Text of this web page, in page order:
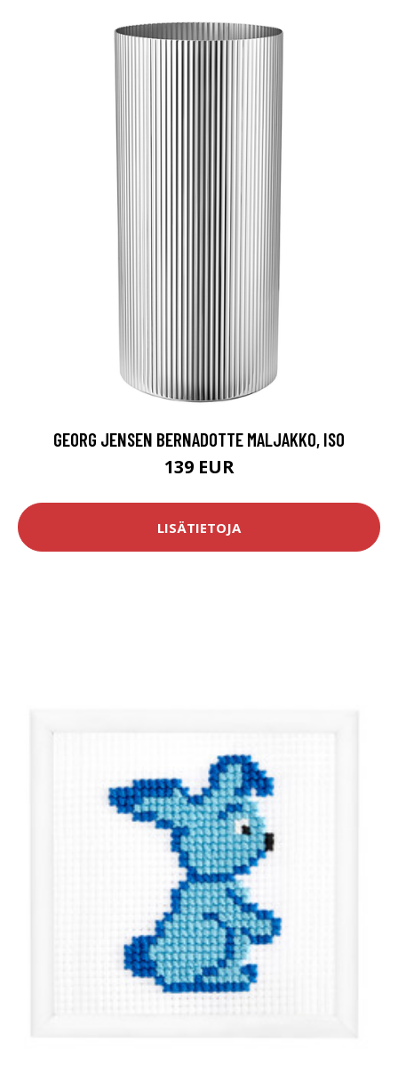
GEORG JENSEN BERNADOTTE MALJAKKO, ISO
139 EUR
LISÄTIETOJA